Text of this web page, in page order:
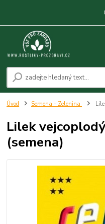
Úvod Semena - Zelenina
Lilek
(semena)